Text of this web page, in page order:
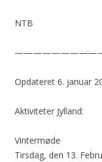
NTB
Opdateret 6. januar
Aktiviteter Jylland:
Vintermøde
Tirsdag, den 13.